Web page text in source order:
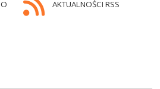
AKTUALNOŚCI RSS